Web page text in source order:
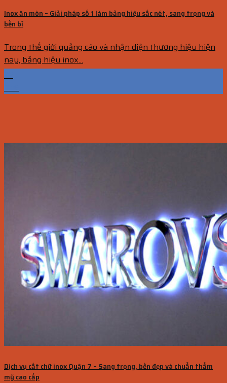
Inox ăn mòn – Giải pháp số 1 làm bảng hiệu sắc nét, sang trọng và
bền bỉ
Trong thế giới quảng cáo và nhận diện thương hiệu hiện
nay, bảng hiệu inox...
Dịch vụ cắt chữ inox Quận 7 – Sang trọng, bền đẹp và chuẩn thẩm
mỹ cao cấp